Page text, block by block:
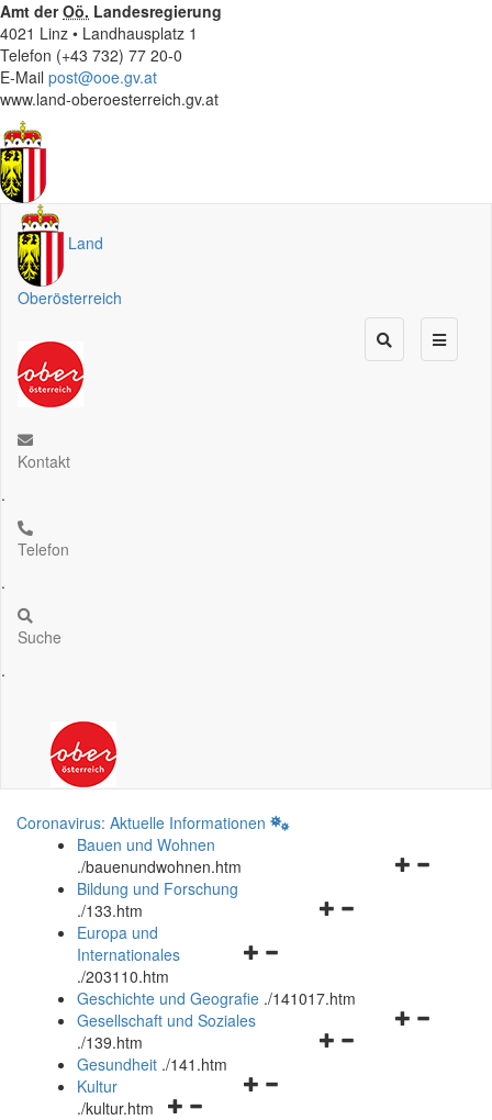
Amt derOö. Landesregierung
4021 Linz • Landhausplatz 1
Telefon (+43 732) 77 20-0
E-Mail post@ooe.gv.at
www.land-oberoesterreich.gv.at
Land
Oberösterreich
Kontakt
.
Telefon
.
Suche
.
Coronavirus: Aktuelle Informationen
Bauen und Wohnen
./bauenundwohnen.htm
Navigationsmenü
Bildung und Forschung
./133.htm
Navigationsmenü
und
schließen
Europa und
Internationales
./203110.htm
Geschichte und Geografie ./141017.htm
Navigationsmenü
Gesellschaft und Soziales
./139.htm
Navigationsmenü
Gesundheit ./141.htm
Navigationsmenü
Kultur
./kultur.htm